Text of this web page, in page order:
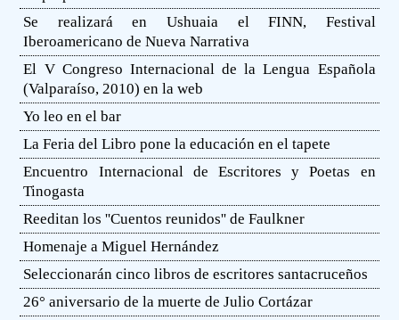
Se realizará en Ushuaia el FINN, Festival
Iberoamericano de Nueva Narrativa
El V Congreso Internacional de la Lengua Española
(Valparaíso, 2010) en la web
Yo leo en el bar
La Feria del Libro pone la educación en el tapete
Encuentro Internacional de Escritores y Poetas en
Tinogasta
Reeditan los ''Cuentos reunidos'' de Faulkner
Homenaje a Miguel Hernández
Seleccionarán cinco libros de escritores santacruceños
26° aniversario de la muerte de Julio Cortázar